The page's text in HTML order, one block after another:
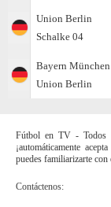
Union Berlin
Schalke 04
Bayern München
Union Berlin
Fútbol en TV - Todos
¡automáticamente
puedes familiarizarte con
Contáctenos: